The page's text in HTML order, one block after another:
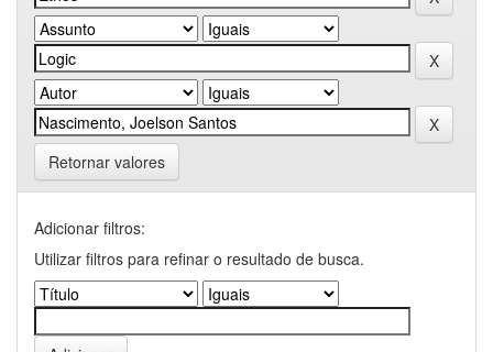
Retornar valores
Adicionar filtros:
Utilizar filtros para refinar o resultado de busca.